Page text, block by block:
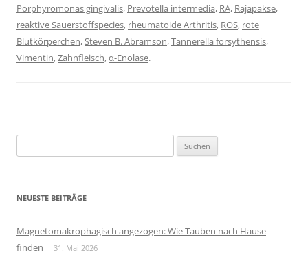
Porphyromonas gingivalis, Prevotella intermedia, RA, Rajapakse,
reaktive Sauerstoffspecies, rheumatoide Arthritis, ROS, rote
Blutkörperchen,Steven B. Abramson,Tannerella forsythensis,
Vimentin,Zahnfleisch,α-Enolase.
nach:
NEUESTE BEITRÄGE
Magnetomakrophagisch angezogen: Wie Tauben nach Hause
finden
31. Mai 2026